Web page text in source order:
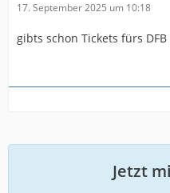
17. September 2025 um 10:18
gibts schon Tickets fürs
Jetzt